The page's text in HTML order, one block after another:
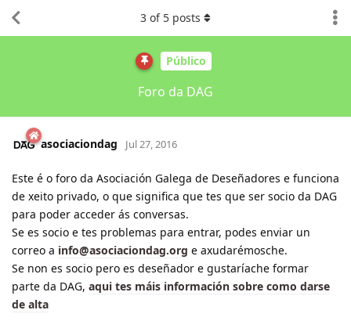
Público
Foro da DAG
3 of 5 posts
asociaciondag Jul 27, 2016
Este é o foro da Asociación Galega de Deseñadores e funciona
de xeito privado, o que significa que tes que ser socio da DAG
para poder acceder ás conversas.
Se es socio e tes problemas para entrar, podes enviar un
correo a info@asociaciondag.org e axudarémosche.
Se non es socio pero es deseñador e gustaríache formar
parte da DAG, aqui tes máis información sobre como darse
de alta